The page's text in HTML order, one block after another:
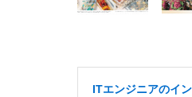
ITエンジニアのイ